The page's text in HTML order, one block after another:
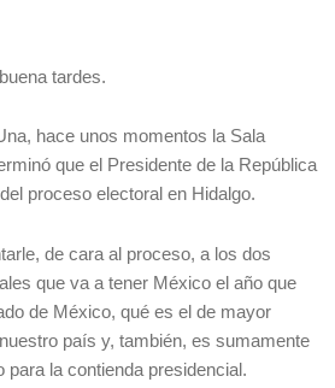
tardes.
hace unos momentos la Sala
que el Presidente de la República
proceso electoral en Hidalgo.
de cara al proceso, a los dos
que va a tener México el año que
de México, qué es el de mayor
país y, también, es sumamente
para la contienda presidencial.